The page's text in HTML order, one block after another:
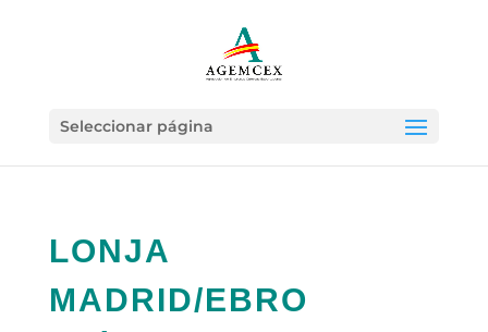
Seleccionar página
LONJA
MADRID/EBRO